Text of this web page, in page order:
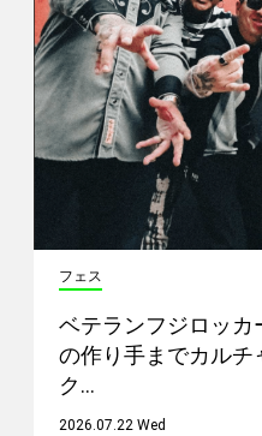
フェス
ベテランフジロッカ
の作り手までカルチ
ク…
2026.07.22 Wed